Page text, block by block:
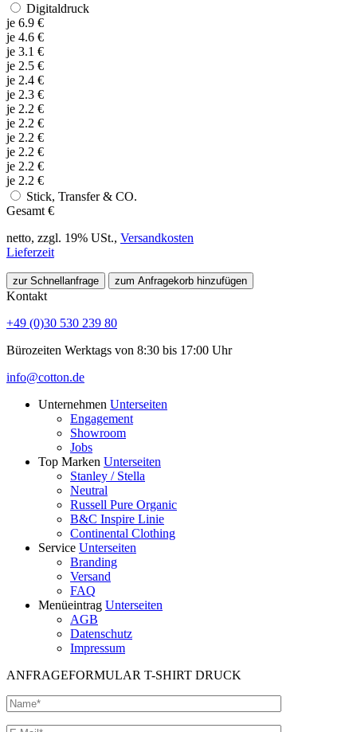
Digitaldruck
je 6.9 €
je 4.6 €
je 3.1 €
je 2.5 €
je 2.4 €
je 2.3 €
je 2.2 €
je 2.2 €
je 2.2 €
je 2.2 €
je 2.2 €
je 2.2 €
Stick, Transfer & CO.
Gesamt €
netto, zzgl. 19% USt., Versandkosten
Lieferzeit
zur Schnellanfrage zum Anfragekorb hinzufügen
Kontakt
+49 (0)30 530 239 80
Bürozeiten Werktags von 8:30 bis 17:00 Uhr
info@cotton.de
Unternehmen Unterseiten
Engagement
Showroom
Jobs
Top Marken Unterseiten
Stanley / Stella
Neutral
Russell Pure Organic
B&C Inspire Linie
Continental Clothing
Service Unterseiten
Branding
Versand
FAQ
Menüeintrag Unterseiten
AGB
Datenschutz
Impressum
ANFRAGEFORMULAR T-SHIRT DRUCK